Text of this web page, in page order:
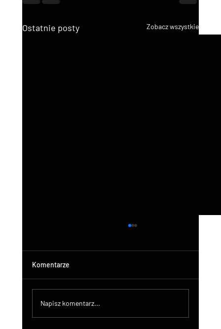
Ostatnie posty Zobacz wszystkie
Komentarze
Napisz komentarz...